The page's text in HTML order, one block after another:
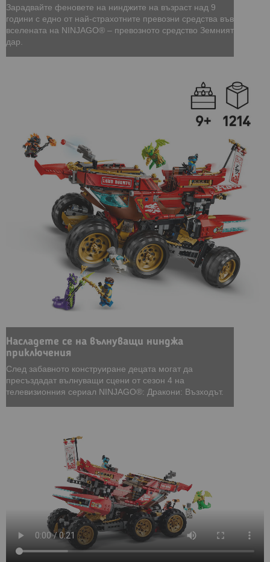
Зарадвайте феновете на нинджите на възраст над 9
години с едно от най-страхотните превозни средства във
вселената на NINJAGO® – превозното средство Земният
дар.
Насладете се на вълнуващи нинджа
приключения
След забавното конструиране децата могат да
пресъздадат вълнуващи сцени от сезон 4 на
телевизионния сериал NINJAGO®: Дракони: Възходът.